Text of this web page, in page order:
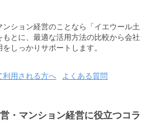
ション経営のことなら「イエウール土
とに、最適な活用方法の比較から会社
しっかりサポートします。
利用される方へ
よくある質問
・マンション経営に役立つコラ